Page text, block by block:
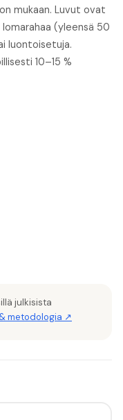
mukaan. Luvut ovat
(yleensä 50
luontoisetuja.
10–15 %
julkisista
metodologia ↗